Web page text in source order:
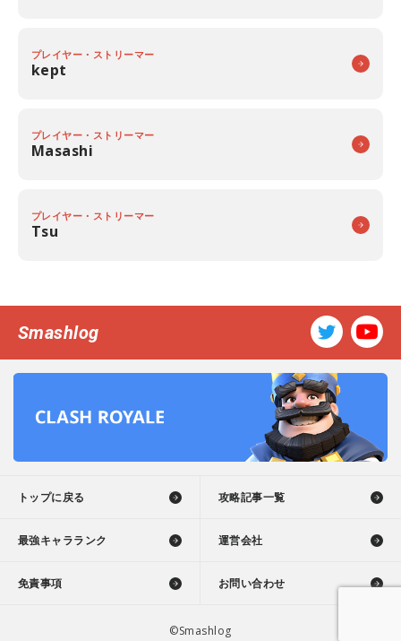
プレイヤー・ストリーマー
kept
プレイヤー・ストリーマー
Masashi
プレイヤー・ストリーマー
Tsu
Smashlog
トップに戻る 攻略記事一覧
最強キャラランク 運営会社
免責事項 お問い合わせ
©Smashlog